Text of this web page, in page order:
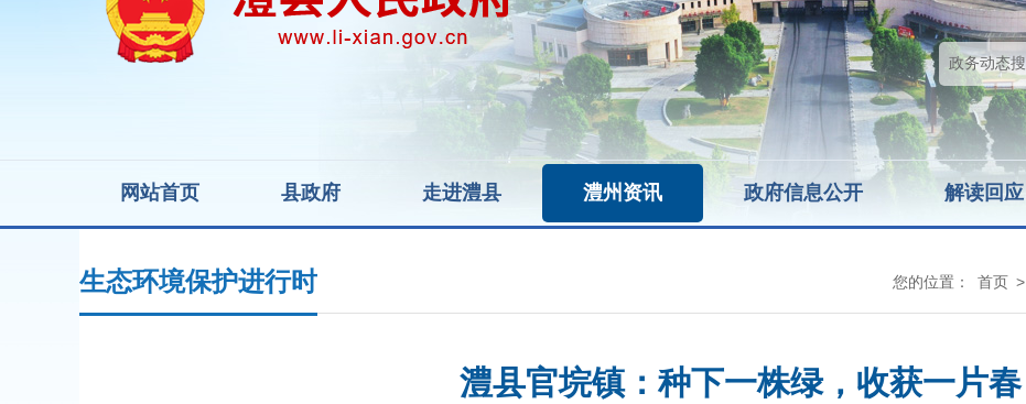
网站首页 县政府 走进澧县 澧州资讯 政府信息公开 解读回应
您的位置： 首页 >
生态环境保护进行时
澧县官垸镇：种下一株绿，收获一片春